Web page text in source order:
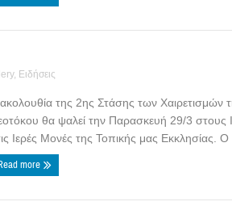
, Ειδήσεις
της 2ης Στάσης των Χαιρετισμών
θα ψαλεί την Παρασκευή 29/3 στους
Ιερές Μονές της Τοπικής μας Εκκλησίας.
more